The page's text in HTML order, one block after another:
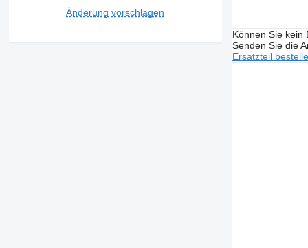
Änderung vorschlagen
Können Sie kein
Senden Sie die
Ersatzteil